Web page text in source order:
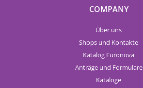
COMPANY
Über uns
Shops und Kontakte
Katalog Euronova
Anträge und Formulare
Kataloge